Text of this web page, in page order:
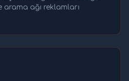
arama ağı reklamları